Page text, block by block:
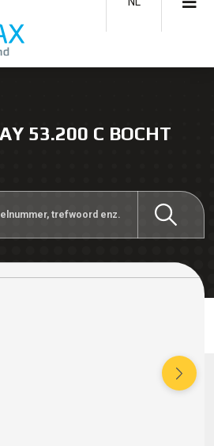
53.200 C BOCHT